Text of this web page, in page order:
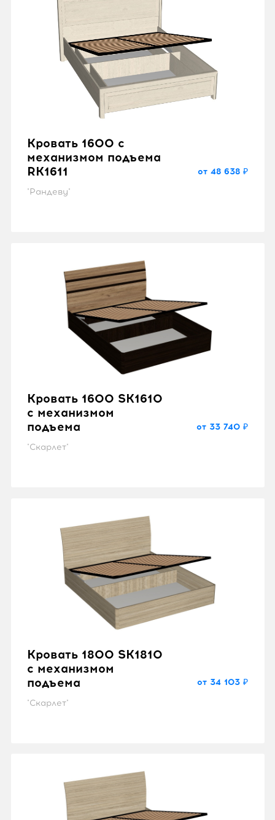
Кровать 1600 с
механизмом подъема
RK1611
"Рандеву"
от 48 638 ₽
Кровать 1600 SK1610
с механизмом
подъема
"Скарлет"
от 33 740 ₽
Кровать 1800 SK1810
с механизмом
подъема
"Скарлет"
от 34 103 ₽